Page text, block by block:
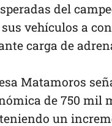
del
vehículos a
carga de
Matamoros
de 750 mil
un